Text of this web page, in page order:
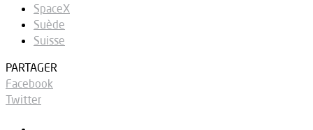
SpaceX
Suède
Suisse
PARTAGER
Facebook
Twitter